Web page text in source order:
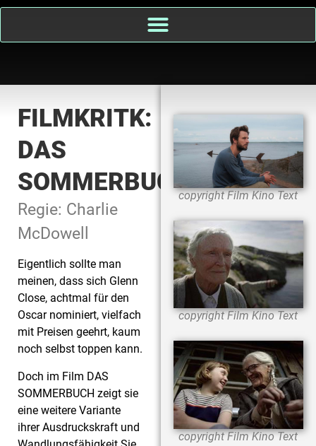
FILMKRITK:
DAS
SOMMERBUCH
Regie: Charlie
McDowell
Eigentlich sollte man
meinen, dass sich Glenn
Close, achtmal für den
Oscar nominiert, vielfach
mit Preisen geehrt, kaum
noch selbst toppen kann.
Doch im Film DAS
SOMMERBUCH zeigt sie
eine weitere Variante
ihrer Ausdruckskraft und
copyright Film Kino Text
copyright Film Kino Text
copyright Film Kino Text